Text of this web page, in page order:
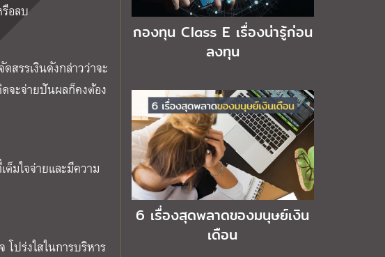
อลบ
สรรเงินดังกล่าวว่าจะ
จะจ่ายปันผลก็คงต้อง
มใจจ่ายและมีความ
ปร่งใสในการบริหาร
กองทุน Class E เรื่องน่ารู้ก่อน
ลงทุน
6 เรื่องสุดพลาดของมนุษย์เงิน
เดือน